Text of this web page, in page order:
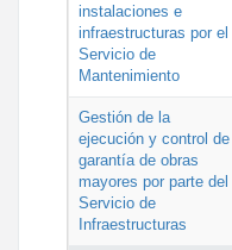
instalaciones e
infraestructuras por el
Servicio de
Mantenimiento
Gestión de la
ejecución y control de
garantía de obras
mayores por parte del
Servicio de
Infraestructuras